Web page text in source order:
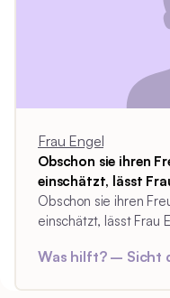
Frau Engel
Obschon sie ihren
einschätzt, lässt
Hilfe erhalten
sein.
Obschon sie ihren
einschätzt, lässt Frau
Was hilft? – Sicht